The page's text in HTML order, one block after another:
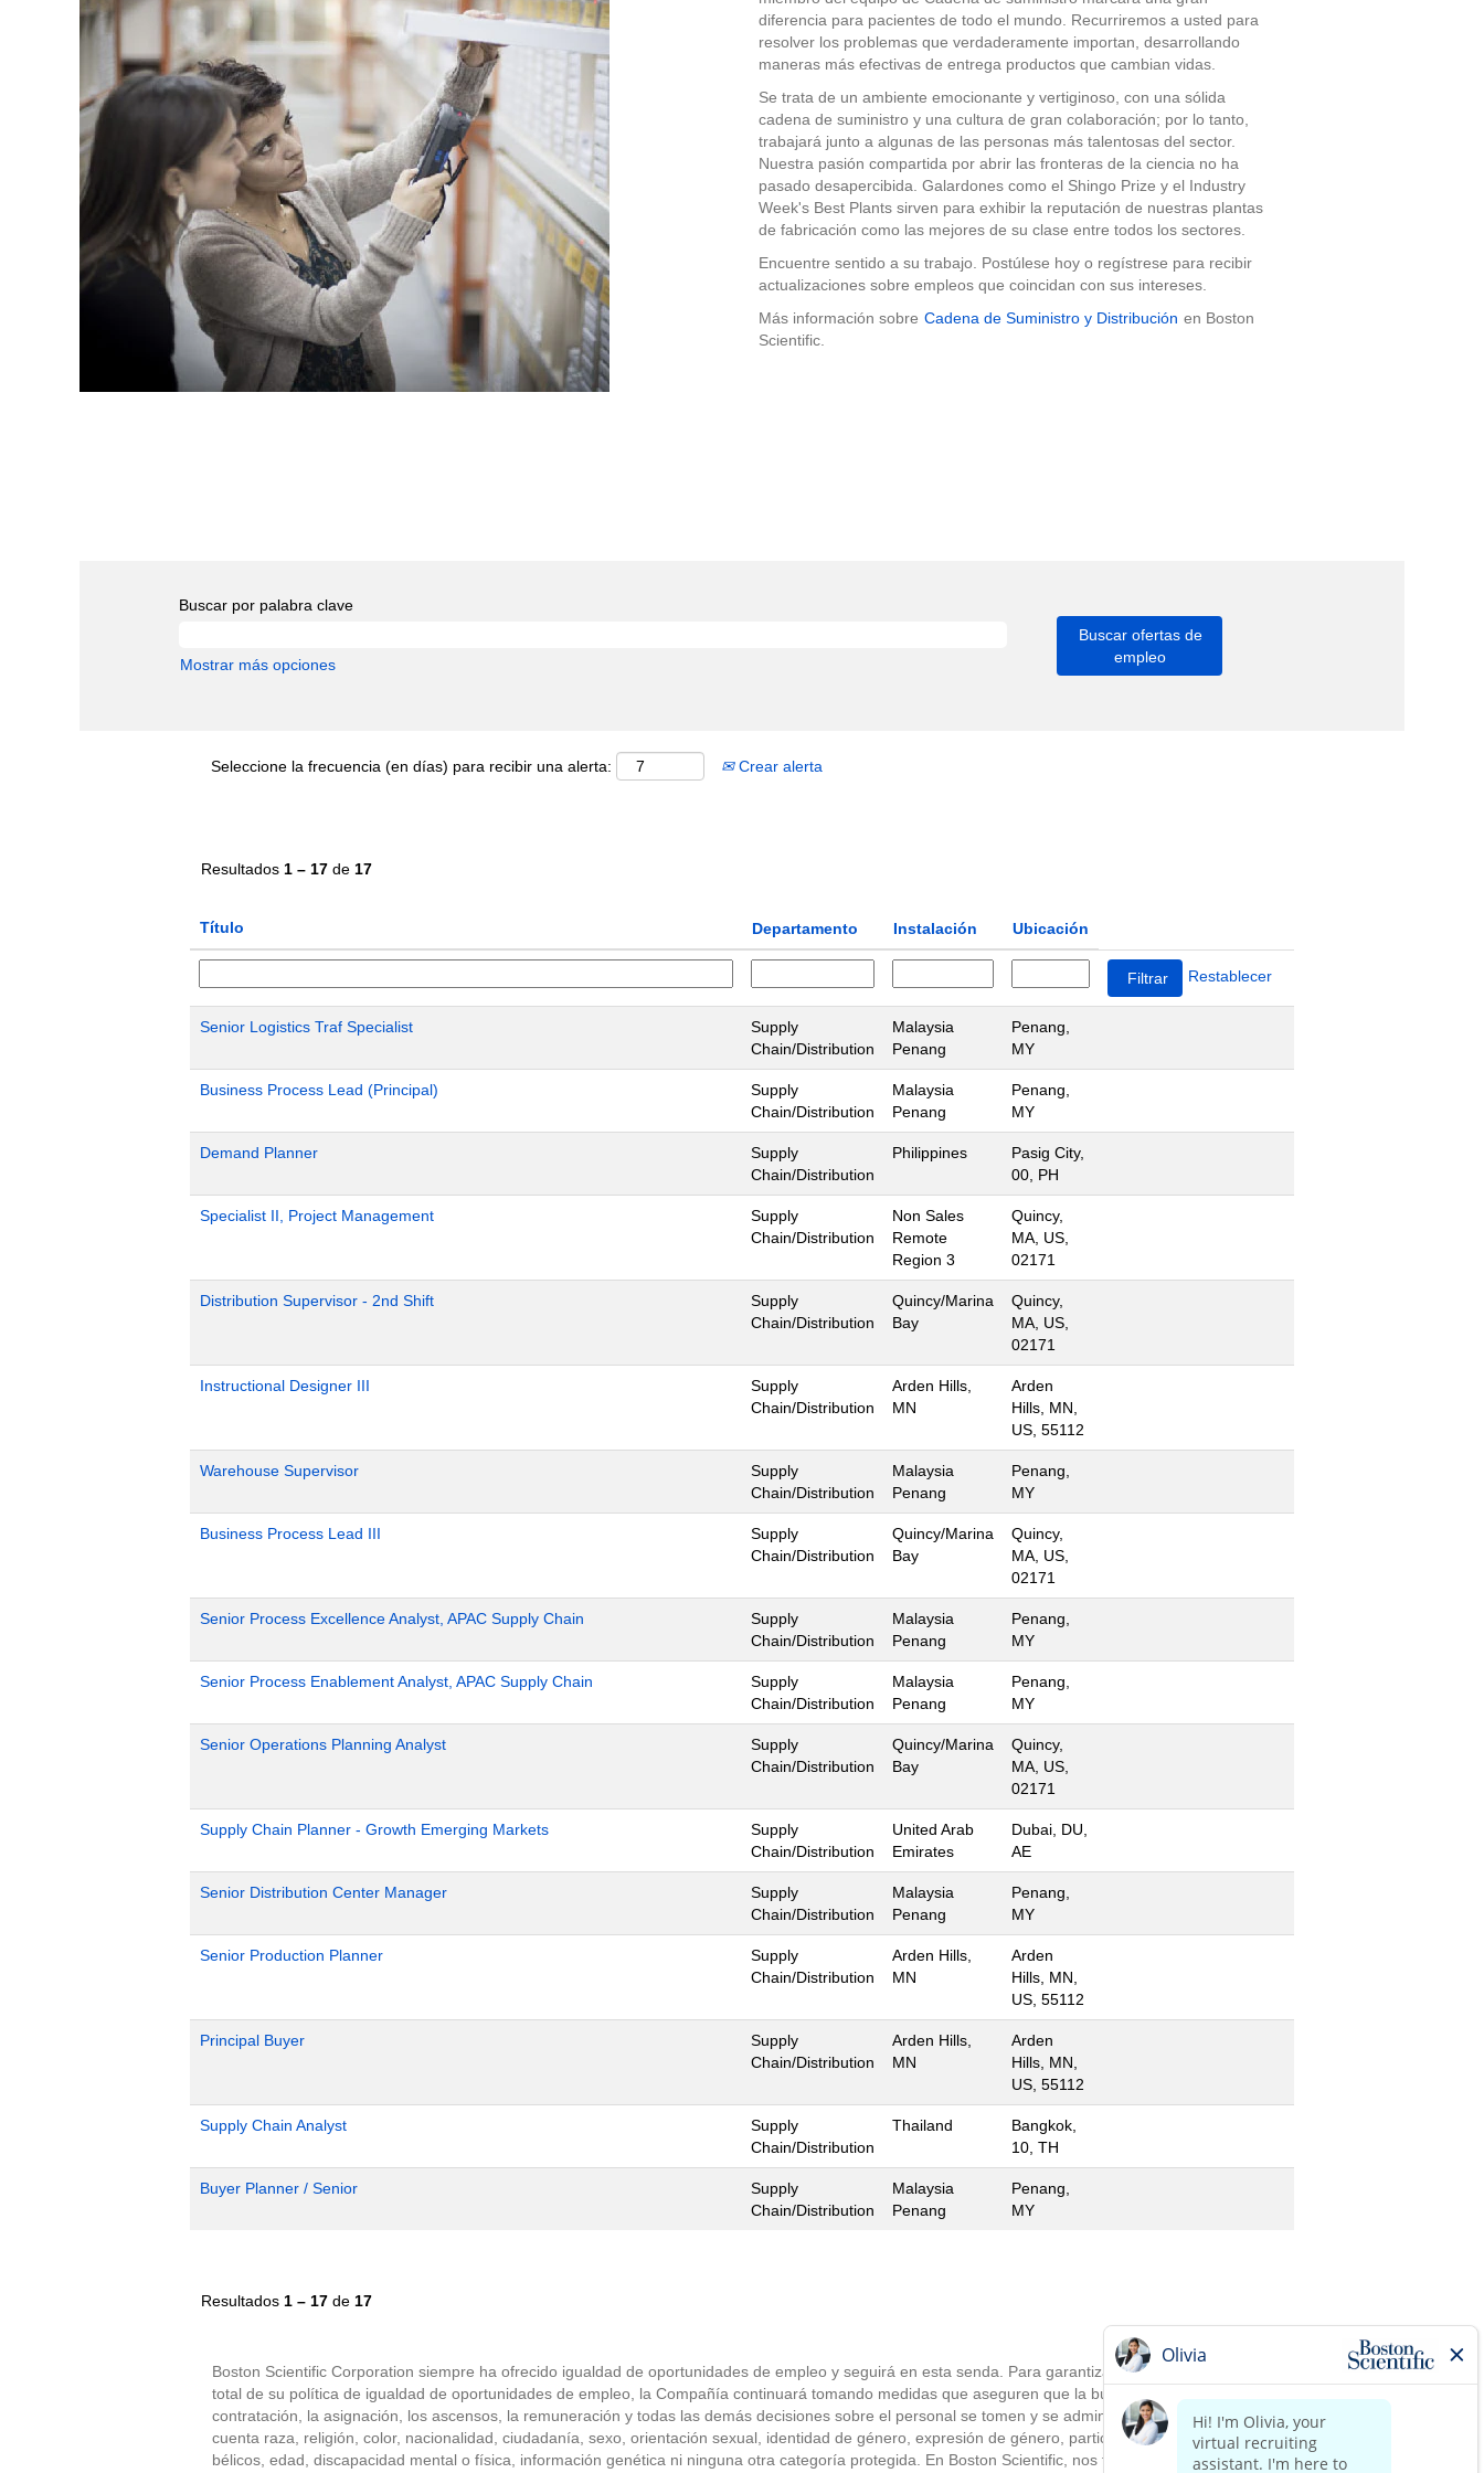
diferencia para pacientes de todo el mundo. Recurriremos a usted para
resolver los problemas que verdaderamente importan, desarrollando
maneras más efectivas de entrega productos que cambian vidas.
Se trata de un ambiente emocionante y vertiginoso, con una sólida
cadena de suministro y una cultura de gran colaboración; por lo tanto,
trabajará junto a algunas de las personas más talentosas del sector.
Nuestra pasión compartida por abrir las fronteras de la ciencia no ha
pasado desapercibida. Galardones como el Shingo Prize y el Industry
Week's Best Plants sirven para exhibir la reputación de nuestras plantas
de fabricación como las mejores de su clase entre todos los sectores.
Encuentre sentido a su trabajo. Postúlese hoy o regístrese para recibir
actualizaciones sobre empleos que coincidan con sus intereses.
Más información sobre Cadena de Suministro y Distribución en Boston
Scientific.
Buscar por palabra clave
Mostrar más opciones
Seleccione la frecuencia (en días) para recibir una alerta: Crear alerta
Resultados 1 – 17 de 17
Título Departamento Instalación Ubicación
Restablecer
Senior Logistics Traf Specialist
Supply
Chain/Distribution
Malaysia
Penang
Penang,
MY
Business Process Lead (Principal)
Supply
Chain/Distribution
Malaysia
Penang
Penang,
MY
Demand Planner
Supply
Chain/Distribution
Philippines
Pasig City,
00, PH
Specialist II, Project Management
Supply
Chain/Distribution
Non Sales
Remote
Region 3
Quincy,
MA, US,
02171
Distribution Supervisor - 2nd Shift
Supply
Chain/Distribution
Quincy/Marina
Bay
Quincy,
MA, US,
02171
Instructional Designer III
Supply
Chain/Distribution
Arden Hills,
MN
Arden
Hills, MN,
US, 55112
Warehouse Supervisor
Supply
Chain/Distribution
Malaysia
Penang
Penang,
MY
Business Process Lead III
Supply
Chain/Distribution
Quincy/Marina
Bay
Quincy,
MA, US,
02171
Senior Process Excellence Analyst, APAC Supply Chain
Supply
Chain/Distribution
Malaysia
Penang
Penang,
MY
Senior Process Enablement Analyst, APAC Supply Chain
Supply
Chain/Distribution
Malaysia
Penang
Penang,
MY
Senior Operations Planning Analyst
Supply
Chain/Distribution
Quincy/Marina
Bay
Quincy,
MA, US,
02171
Supply Chain Planner - Growth Emerging Markets
Supply
Chain/Distribution
United Arab
Emirates
Dubai, DU,
AE
Senior Distribution Center Manager
Supply
Chain/Distribution
Malaysia
Penang
Penang,
MY
Senior Production Planner
Supply
Chain/Distribution
Arden Hills,
MN
Arden
Hills, MN,
US, 55112
Principal Buyer
Supply
Chain/Distribution
Arden Hills,
MN
Arden
Hills, MN,
US, 55112
Supply Chain Analyst
Supply
Chain/Distribution
Thailand
Bangkok,
10, TH
Buyer Planner / Senior
Supply
Chain/Distribution
Malaysia
Penang
Penang,
MY
Resultados 1 – 17 de 17
Boston Scientific Corporation siempre ha ofrecido igualdad de oportunidades de empleo y seguirá en esta senda. Para garantizar la implementación
total de su política de igualdad de oportunidades de empleo, la Compañía continuará tomando medidas que aseguren que la búsqueda, la
contratación, la asignación, los ascensos, la remuneración y todas las demás decisiones sobre el personal se tomen y se administren sin tener en
cuenta raza, religión, color, nacionalidad, ciudadanía, sexo, orientación sexual, identidad de género, expresión de género, participación en conflictos
bélicos, edad, discapacidad mental o física, información genética ni ninguna otra categoría protegida. En Boston Scientific, nos fortalecemos con los